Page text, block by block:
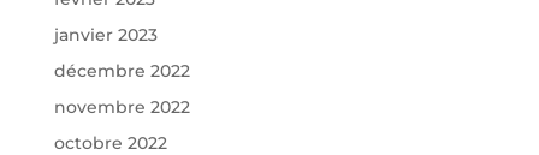
janvier 2023
décembre 2022
novembre 2022
octobre 2022